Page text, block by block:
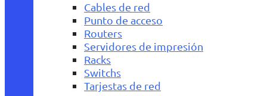
Cables de red
Punto de acceso
Routers
Servidores de impresión
Racks
Switchs
Tarjestas de red